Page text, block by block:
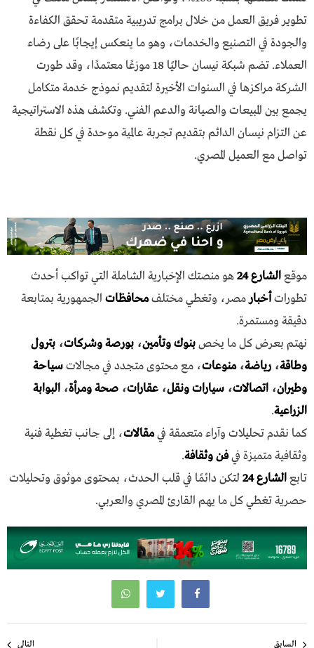
تطوير فريق العمل من خلال برامج تدريبية متقدمة تحقق الكفاءة
والجودة في التصنيع والخدمات، وهو ما ينعكس إيجابًا على رضاء
العملاء. تضم شبكة نيسان حاليًا 18 موزعًا معتمدًا، وقد طورت
الشركة مراكزها في السنوات الأخيرة لتقديم نموذج خدمة متكامل
يجمع بين المبيعات والصيانة والدعم الفني. وتكشف هذه الاستراتيجية
عن التزام نيسان الدائم بتقديم تجربة عالمية موحدة في كل نقطة
تواصل مع العميل المصري.
موقعالشارع 24
هو منصتك الإخبارية الشاملة التي تواكب أحدث
تطوراتأخبار مصر، وتغطي مختلفمحافظات الجمهورية بمتابعة
دقيقة ومستمرة.
نهتم بعرض كل ما يخصبنوك وتأمين، بورصة وشركات، بترول
وطاقة، رياضة،منوعات، مع محتوى متجدد في مجالاتسياحة
وطيران، اتصالات، سيارات ونقل، عقارات، صحة ومرأة، البوابة
الزراعية.
كما نقدم تحليلات وآراء متعمقة فيمقالات، إلى جانب تغطية فنية
وثقافية متميزة فيفن وثقافة.
تابعالشارع 24
لتكن دائمًا في قلب الحدث، بمحتوى موثوق وتحليلات
حصرية تغطي كل ما يهم القارئ المصري والعربي.
السابق التالي